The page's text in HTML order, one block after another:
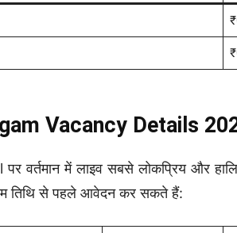
Vacancy Details
में लाइव सबसे लोकप्रिय और
तिथि से पहले आवेदन कर सकते हैं: